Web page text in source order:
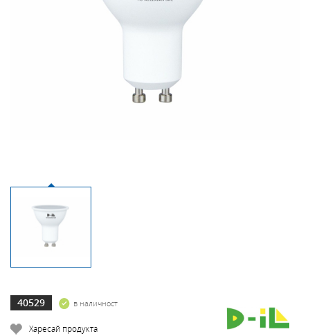
40529 в наличност
Харесай продукта